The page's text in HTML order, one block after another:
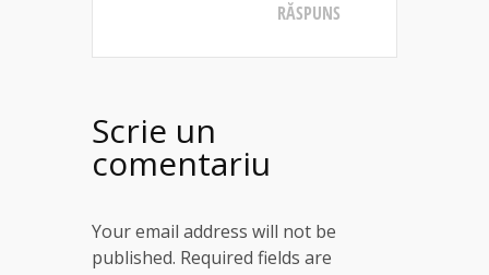
RĂSPUNS
Scrie un
comentariu
Your email address will not be
published. Required fields are